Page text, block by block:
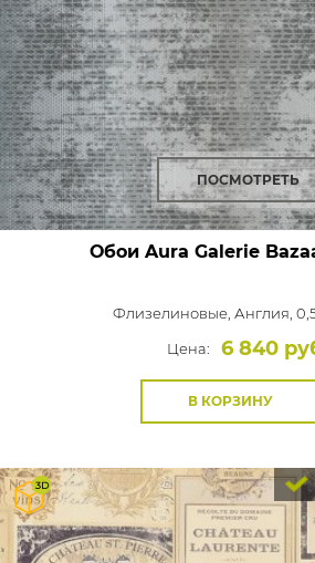
ПОСМОТРЕТЬ
Обои Aura Galerie
Флизелиновые, Англия,
Цена:
6 840
В КОРЗИНУ